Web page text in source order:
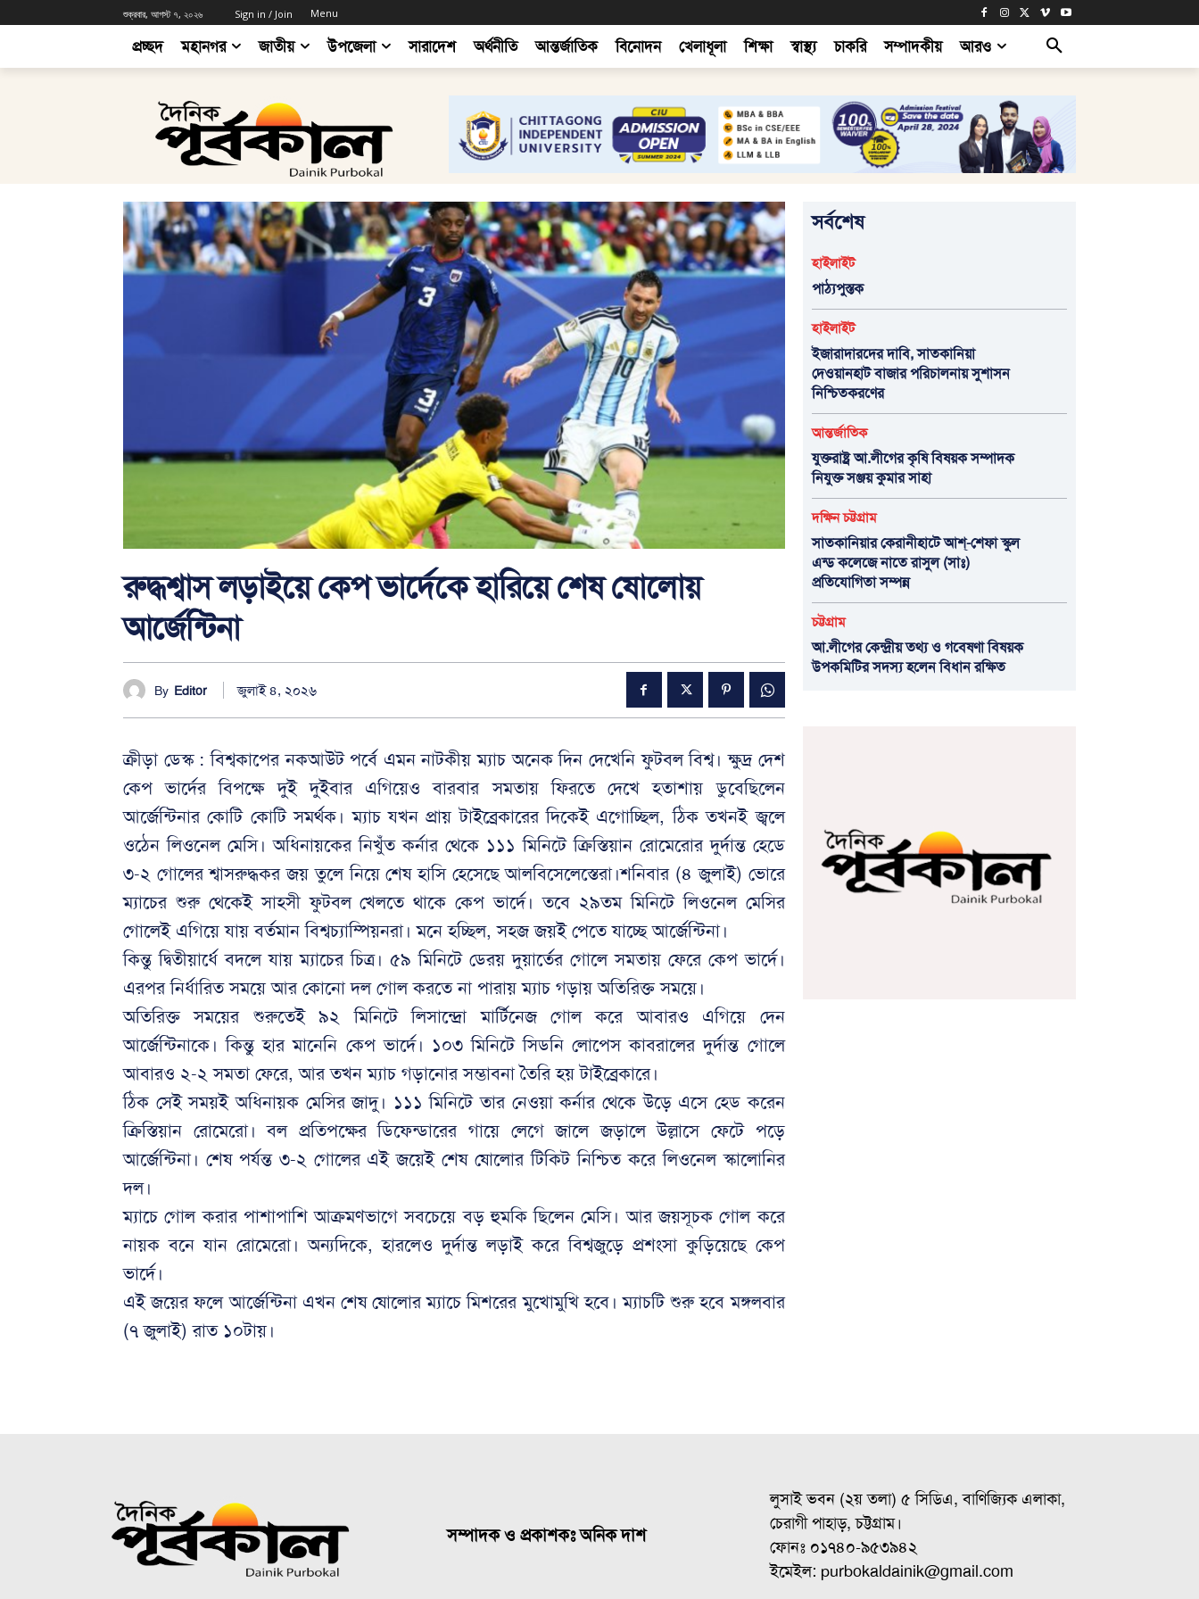
শুক্রবার, আগস্ট ৭, ২০২৬ Sign in / Join Menu
প্রচ্ছদ মহানগর জাতীয় উপজেলা সারাদেশ অর্থনীতি আন্তর্জাতিক বিনোদন খেলাধূলা শিক্ষা স্বাস্থ্য চাকরি সম্পাদকীয় আরও
রুদ্ধশ্বাস লড়াইয়ে কেপ ভার্দেকে হারিয়ে শেষ ষোলোয়
আর্জেন্টিনা
By Editor জুলাই ৪, ২০২৬
ক্রীড়া ডেস্ক : বিশ্বকাপের নকআউট পর্বে এমন নাটকীয় ম্যাচ অনেক দিন দেখেনি ফুটবল বিশ্ব। ক্ষুদ্র দেশ
কেপ ভার্দের বিপক্ষে দুই দুইবার এগিয়েও বারবার সমতায় ফিরতে দেখে হতাশায় ডুবেছিলেন
আর্জেন্টিনার কোটি কোটি সমর্থক। ম্যাচ যখন প্রায় টাইব্রেকারের দিকেই এগোচ্ছিল, ঠিক তখনই জ্বলে
ওঠেন লিওনেল মেসি। অধিনায়কের নিখুঁত কর্নার থেকে ১১১ মিনিটে ক্রিস্তিয়ান রোমেরোর দুর্দান্ত হেডে
৩-২ গোলের শ্বাসরুদ্ধকর জয় তুলে নিয়ে শেষ হাসি হেসেছে আলবিসেলেস্তেরা।শনিবার (৪ জুলাই) ভোরে
ম্যাচের শুরু থেকেই সাহসী ফুটবল খেলতে থাকে কেপ ভার্দে। তবে ২৯তম মিনিটে লিওনেল মেসির
গোলেই এগিয়ে যায় বর্তমান বিশ্বচ্যাম্পিয়নরা। মনে হচ্ছিল, সহজ জয়ই পেতে যাচ্ছে আর্জেন্টিনা।
কিন্তু দ্বিতীয়ার্ধে বদলে যায় ম্যাচের চিত্র। ৫৯ মিনিটে ডেরয় দুয়ার্তের গোলে সমতায় ফেরে কেপ ভার্দে।
এরপর নির্ধারিত সময়ে আর কোনো দল গোল করতে না পারায় ম্যাচ গড়ায় অতিরিক্ত সময়ে।
অতিরিক্ত সময়ের শুরুতেই ৯২ মিনিটে লিসান্দ্রো মার্টিনেজ গোল করে আবারও এগিয়ে দেন
আর্জেন্টিনাকে। কিন্তু হার মানেনি কেপ ভার্দে। ১০৩ মিনিটে সিডনি লোপেস কাবরালের দুর্দান্ত গোলে
আবারও ২-২ সমতা ফেরে, আর তখন ম্যাচ গড়ানোর সম্ভাবনা তৈরি হয় টাইব্রেকারে।
ঠিক সেই সময়ই অধিনায়ক মেসির জাদু। ১১১ মিনিটে তার নেওয়া কর্নার থেকে উড়ে এসে হেড করেন
ক্রিস্তিয়ান রোমেরো। বল প্রতিপক্ষের ডিফেন্ডারের গায়ে লেগে জালে জড়ালে উল্লাসে ফেটে পড়ে
আর্জেন্টিনা। শেষ পর্যন্ত ৩-২ গোলের এই জয়েই শেষ ষোলোর টিকিট নিশ্চিত করে লিওনেল স্কালোনির
দল।
ম্যাচে গোল করার পাশাপাশি আক্রমণভাগে সবচেয়ে বড় হুমকি ছিলেন মেসি। আর জয়সূচক গোল করে
নায়ক বনে যান রোমেরো। অন্যদিকে, হারলেও দুর্দান্ত লড়াই করে বিশ্বজুড়ে প্রশংসা কুড়িয়েছে কেপ
ভার্দে।
এই জয়ের ফলে আর্জেন্টিনা এখন শেষ ষোলোর ম্যাচে মিশরের মুখোমুখি হবে। ম্যাচটি শুরু হবে মঙ্গলবার
(৭ জুলাই) রাত ১০টায়।
সর্বশেষ
হাইলাইট
পাঠ্যপুস্তক
হাইলাইট
ইজারাদারদের দাবি, সাতকানিয়া
দেওয়ানহাট বাজার পরিচালনায় সুশাসন
নিশ্চিতকরণের
আন্তর্জাতিক
যুক্তরাষ্ট্র আ.লীগের কৃষি বিষয়ক সম্পাদক
নিযুক্ত সঞ্জয় কুমার সাহা
দক্ষিন চট্টগ্রাম
সাতকানিয়ার কেরানীহাটে আশ্-শেফা স্কুল
এন্ড কলেজে নাতে রাসুল (সাঃ)
প্রতিযোগিতা সম্পন্ন
চট্টগ্রাম
আ.লীগের কেন্দ্রীয় তথ্য ও গবেষণা বিষয়ক
উপকমিটির সদস্য হলেন বিধান রক্ষিত
সম্পাদক ও প্রকাশকঃ অনিক দাশ
লুসাই ভবন (২য় তলা) ৫ সিডিএ, বাণিজ্যিক এলাকা,
চেরাগী পাহাড়, চট্টগ্রাম।
ফোনঃ ০১৭৪০-৯৫৩৯৪২
ইমেইল: purbokaldainik@gmail.com